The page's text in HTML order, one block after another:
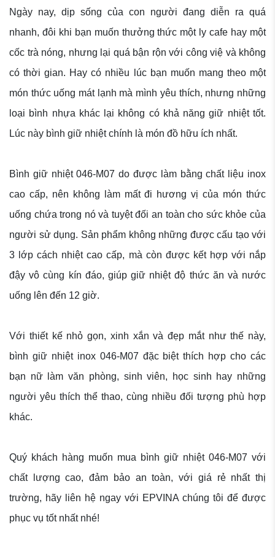
Ngày nay, dịp sống của con người đang diễn ra quá
nhanh, đôi khi bạn muốn thưởng thức một ly cafe hay một
cốc trà nóng, nhưng lại quá bận rộn với công việ và không
có thời gian. Hay có nhiều lúc bạn muốn mang theo một
món thức uống mát lạnh mà mình yêu thích, nhưng những
loại bình nhựa khác lại không có khả năng giữ nhiệt tốt.
Lúc này bình giữ nhiệt chính là món đồ hữu ích nhất.
Bình giữ nhiệt 046-M07 do được làm bằng chất liệu inox
cao cấp, nên không làm mất đi hương vị của món thức
uống chứa trong nó và tuyệt đối an toàn cho sức khỏe của
người sử dụng. Sản phẩm không những được cấu tạo với
3 lớp cách nhiệt cao cấp, mà còn được kết hợp với nắp
đậy vô cùng kín đáo, giúp giữ nhiệt độ thức ăn và nước
uống lên đến 12 giờ.
Với thiết kế nhỏ gọn, xinh xắn và đẹp mắt như thế này,
bình giữ nhiệt inox 046-M07 đặc biệt thích hợp cho các
bạn nữ làm văn phòng, sinh viên, học sinh hay những
người yêu thích thể thao, cùng nhiều đối tượng phù hợp
khác.
Quý khách hàng muốn mua bình giữ nhiệt 046-M07 với
chất lượng cao, đảm bảo an toàn, với giá rẻ nhất thị
trường, hãy liên hệ ngay với EPVINA chúng tôi để được
phục vụ tốt nhất nhé!